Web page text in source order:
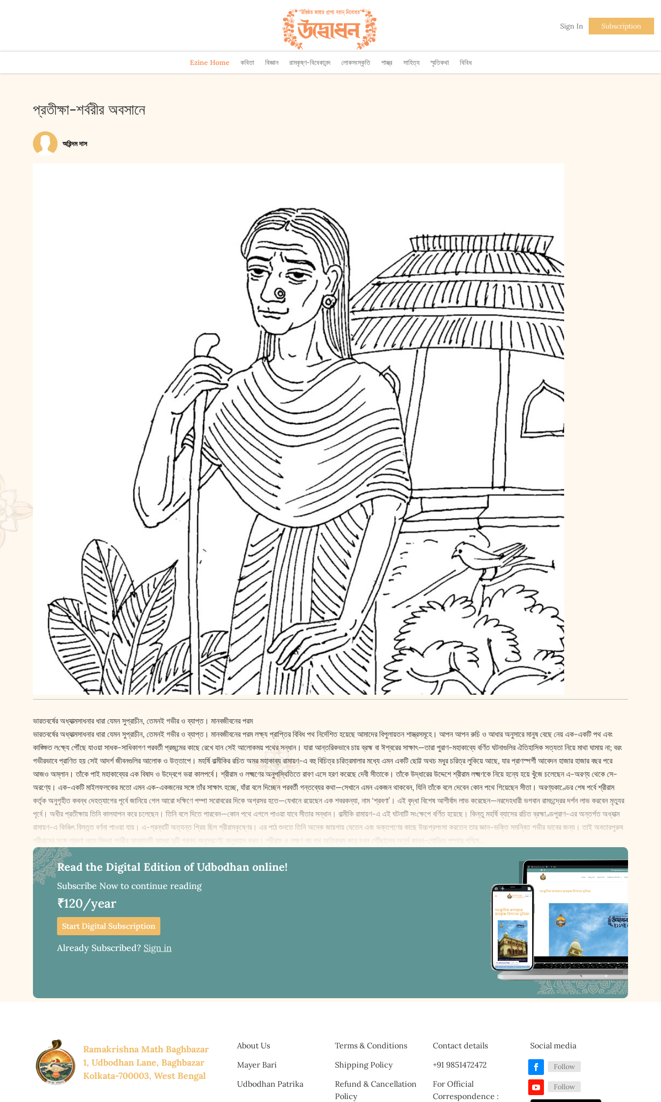
Sign In Subscription
Ezine Home কবিতা বিজ্ঞান রামকৃষ্ণ-বিবেকানন্দ লোকসংস্কৃতি শাস্ত্র সাহিত্য স্মৃতিকথা বিবিধ
প্রতীক্ষা-শর্বরীর অবসানে
অরিন্দম দাস
ভারতবর্ষের অধ্যাত্মসাধনার ধারা যেমন সুপ্রাচীন, তেমনই গভীর ও ব্যাপ্ত। মানবজীবনের পরম
ভারতবর্ষের অধ্যাত্মসাধনার ধারা যেমন সুপ্রাচীন, তেমনই গভীর ও ব্যাপ্ত। মানবজীবনের পরম ল‌ক্ষ্য প্রাপ্তির বিবিধ পথ নির্দেশিত হয়েছে আমাদের বিপুলায়তন শাস্ত্রসমূহে। আপন আপন রুচি ও আধার অনুসারে মানুষ বেছে নেয় এক-একটি পথ এবং
কাঙ্ক্ষিত ল‌ক্ষ্যে পৌঁছে যাওয়া সাধক-সাধিকাগণ পরবর্তী প্রজন্মের কাছে রেখে যান সেই আলোকময় পথের সন্ধান। যারা আন্তরিকভাবে চায় ব্রহ্ম বা ঈশ্বরের সা‌ক্ষাৎ—তারা পুরাণ-মহাকাব্যে বর্ণিত ঘটনাগুলির ঐতিহাসিক সত্যতা নিয়ে মাথা ঘামায় না; বরং
গভীরভাবে প্রাণিত হয় সেই আদর্শ জীবনগুলির আলোক ও উত্তাপে। মহর্ষি বাল্মীকির রচিত অমর মহাকাব্য রামায়ণ-এ বহু বিচিত্র চরিত্রমালার মধ্যে এমন একটি ছোট্ট অথচ মধুর চরিত্র লুকিয়ে আছে, যার প্রাণস্পর্শী আবেদন হাজার হাজার বছর পরে
আজও অম্লান। তাঁকে পাই মহাকাব্যের এক বিষাদ ও উদ্বেগে ভরা কালপর্বে। শ্রীরাম ও ল‌‌ক্ষ্মণের অনুপস্থিতিতে রাবণ এসে হরণ করেছে দেবী সীতাকে। তাঁকে উদ্ধারের উদ্দেশে শ্রীরাম ল‌‌ক্ষ্মণকে নিয়ে হন্যে হয়ে খুঁজে চলেছেন এ-অরণ্য থেকে সে-
অরণ্যে। এক-একটি মাইলফলকের মতো এমন এক-একজনের সঙ্গে তাঁর সা‌ক্ষাৎ হচ্ছে, যাঁরা বলে দিচ্ছেন পরবর্তী গন্তব্যের কথা—সেখানে এমন একজন থাকবেন, যিনি তাঁকে বলে দেবেন কোন পথে গিয়েছেন সীতা। অরণ্যকাণ্ডের শেষ পর্বে শ্রীরাম
কর্তৃক অনুগৃহীত কবন্ধ দেহত্যাগের পূর্বে জানিয়ে গেল আরো দ‌ক্ষিণে পম্পা সরোবরের দিকে অগ্রসর হতে—যেখানে রয়েছেন এক শবরকন্যা, নাম ‘শ্রবণা’। এই বৃদ্ধা বিশেষ আশীর্বাদ লাভ করেছেন—নরদেহধারী ভগবান রামচন্দ্রের দর্শন লাভ করবেন মৃত্যুর
পূর্বে। অধীর প্রতী‌ক্ষায় তিনি কালযাপন করে চলেছেন। তিনি বলে দিতে পারবেন—কোন পথে এগলে পাওয়া যাবে সীতার সন্ধান। বাল্মীকি রামায়ণ-এ এই ঘটনাটি সং‌ক্ষেপে বর্ণিত হয়েছে। কিন্তু মহর্ষি ব্যাসের রচিত ব্রহ্মাণ্ডপুরাণ-এর অন্তর্গত অধ্যাত্ম
রামায়ণ-এ কিঞ্চিৎ বিস্তৃত বর্ণনা পাওয়া যায়। এ-গ্রন্থটি অত্যন্ত প্রিয় ছিল শ্রীরামকৃষ্ণের। এর পাঠ শুনতে তিনি অনেক জায়গায় যেতেন এবং ভক্তগণের কাছে ‌উচ্চপ্রশংসা করতেন তার জ্ঞান-ভক্তি সমন্বিত গভীর ভাবের জন্য। তাই অবতারপুরুষ
শ্রীরামের সঙ্গে শ্রবণা নামে সিদ্ধা শবরীর আখ্যানটি আমরা দুটি গ্রন্থ অনুসরণেই অনুধ্যান করব। শ্রীরাম ও ল‌‌ক্ষ্মণ বহু পথ অতিক্রম করে যখন পৌঁছালেন অপূর্ব কানন-শোভিত পম্পার পশ্চিম...
Read the Digital Edition of Udbodhan online!
Subscribe Now to continue reading
₹120/year
Start Digital Subscription
Already Subscribed? Sign in
Ramakrishna Math Baghbazar
1, Udbodhan Lane, Baghbazar
Kolkata-700003, West Bengal
About Us
Mayer Bari
Udbodhan Patrika
Terms & Conditions
Shipping Policy
Refund & Cancellation
Policy
Contact details
+91 9851472472
For Official
Correspondence :
Social media
Follow
Follow